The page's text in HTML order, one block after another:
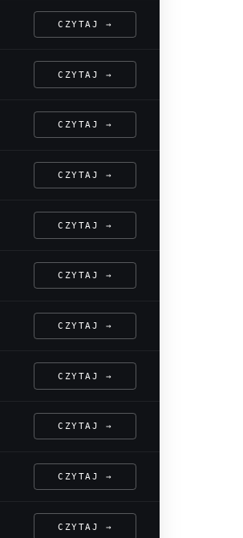
CZYTAJ →
CZYTAJ →
CZYTAJ →
CZYTAJ →
CZYTAJ →
CZYTAJ →
CZYTAJ →
CZYTAJ →
CZYTAJ →
CZYTAJ →
CZYTAJ →